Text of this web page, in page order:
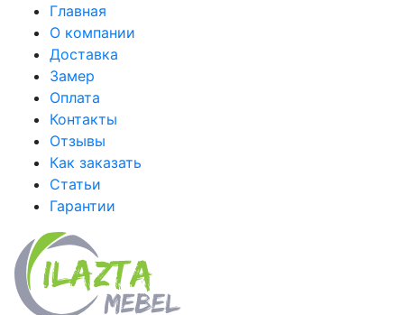
Главная
О компании
Доставка
Замер
Оплата
Контакты
Отзывы
Как заказать
Статьи
Гарантии